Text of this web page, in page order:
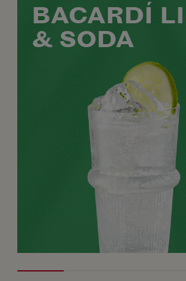
BACARDÍ
& SODA